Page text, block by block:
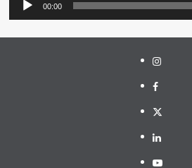
00:00
Instagram
Facebook
Twitter
Linkedin
Youtube